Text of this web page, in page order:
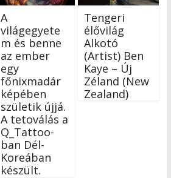
A
világegyete
m és benne
az ember
egy
főnixmadár
képében
születik újjá.
A tetoválás a
Q_Tattoo-
ban Dél-
Koreában
készült.
Tengeri
élővilág
Alkotó
(Artist) Ben
Kaye – Új
Zéland (New
Zealand)